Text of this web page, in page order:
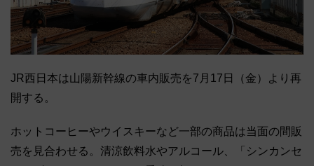
JR西日本は山陽新幹線の車内販売を7月17日（金）より再
開する。
ホットコーヒーやウイスキーなど一部の商品は当面の間販
売を見合わせる。清涼飲料水やアルコール、「シンカンセ